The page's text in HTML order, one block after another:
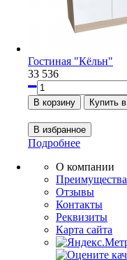
Гостиная "Кёльн"
33 536
Подробнее
О компании
Преимущества
Отзывы
Контакты
Реквизиты
Карта сайта